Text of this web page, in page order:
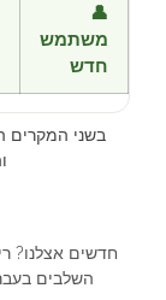
👤
משתמש
חדש
בשני המקרים
חדשים אצלנו?
השלבים